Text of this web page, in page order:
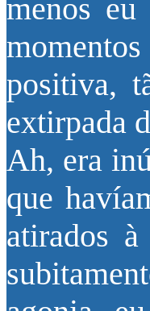
menos
positiva,
extirpada
Ah, era
que
atirados